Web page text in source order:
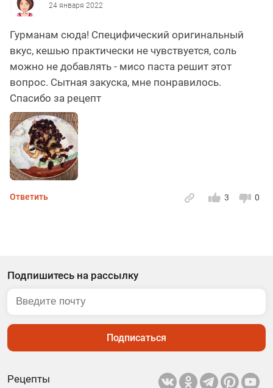
24 января 2022
Гурманам сюда! Специфический оригинальный
вкус, кешью практически не чувствуется, соль
можно не добавлять - мисо паста решит этот
вопрос. Сытная закуска, мне понравилось.
Спасибо за рецепт
0
3
Ответить
Рецепты
Подпишитесь на рассылку
Подписаться